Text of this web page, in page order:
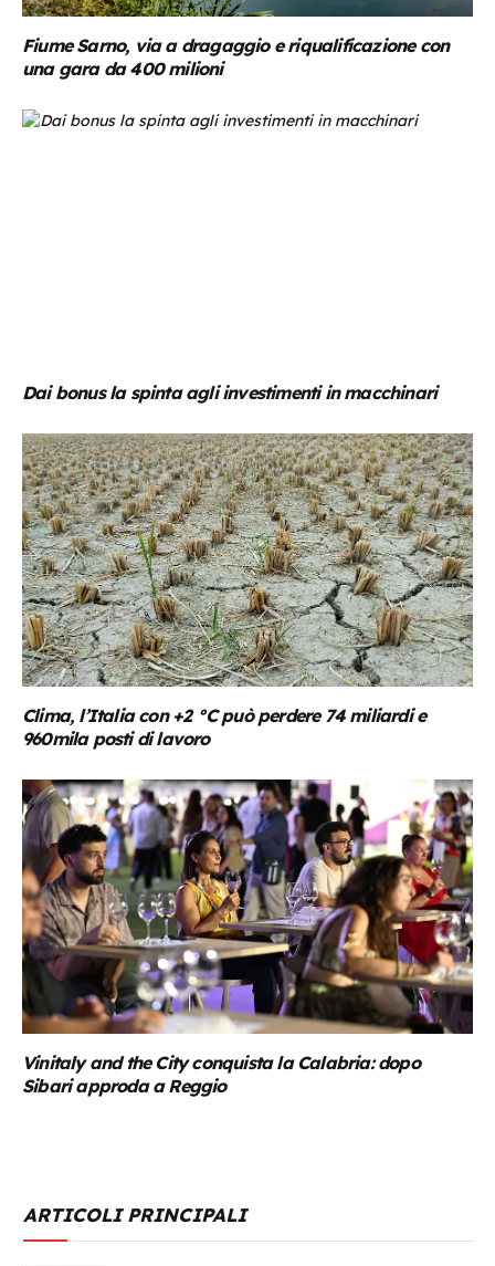
Fiume Sarno, via a dragaggio e riqualificazione con
una gara da 400 milioni
Dai bonus la spinta agli investimenti in macchinari
Clima, l’Italia con +2 °C può perdere 74 miliardi e
960mila posti di lavoro
Vinitaly and the City conquista la Calabria: dopo
Sibari approda a Reggio
ARTICOLI PRINCIPALI